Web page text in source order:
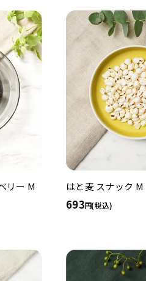
リー M
はと麦 スナック M
693 (税込)